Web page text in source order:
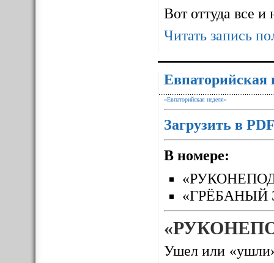
Вот оттуда все и
Читать запись
Евпаторийская
«Евпаторийская неделя»
Загрузить в
В номере:
«ГРЁБАНЫЙ
Ушел или